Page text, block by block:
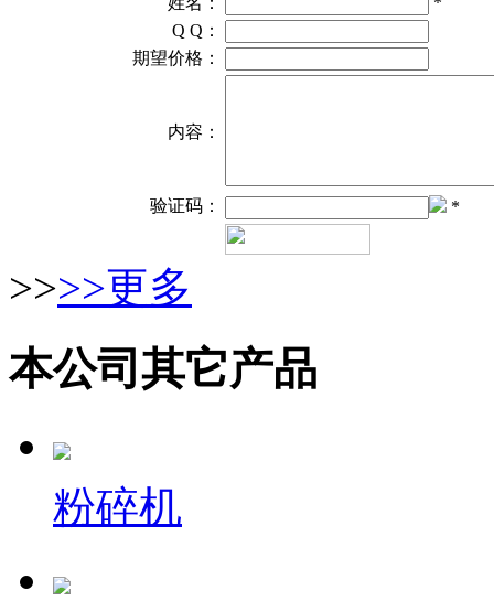
Q Q：
期望价格：
内容：
验证码： *
>>>>更多
本公司其它产品
粉碎机